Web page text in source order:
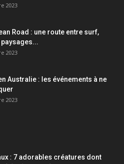
2023
Road : une route entre surf,
2023
Australie : les événements à ne
2023
: 7 adorables créatures dont